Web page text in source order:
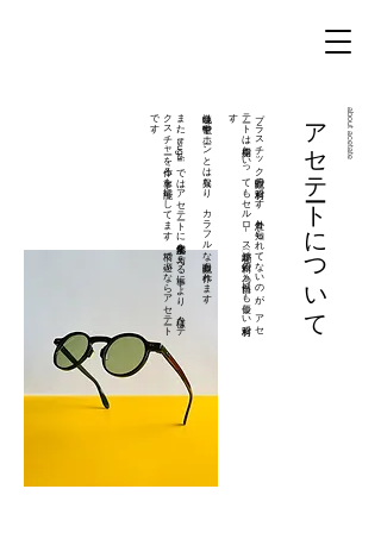
プ
ラ
ス
チ
ッ
ク
眼鏡の
材料で
す
。
意外と
知ら
れ
て
な
い
の
が
、
ア
セ
テ
ート
は
樹脂と
い
っ
て
も
セ
ル
ロ
－
ス
（綿花）が
原料の
為、
自然に
も
優し
い
材料で
す
。
色味は鼈甲やホーンとは異なり、カラフルな眼鏡も作れます。
ま
た
、
ts
u
g
á
iで
は
ア
セ
テ
ート
に
化学反応を
与え
る
事に
よ
り
、
様々な
テ
ク
ス
チ
ャ
ーを
作る
事を
可能に
し
て
ま
す
。
柄で
遊ぶ
な
ら
ア
セ
テ
ート
で
す
。 アセテートについて about acetate